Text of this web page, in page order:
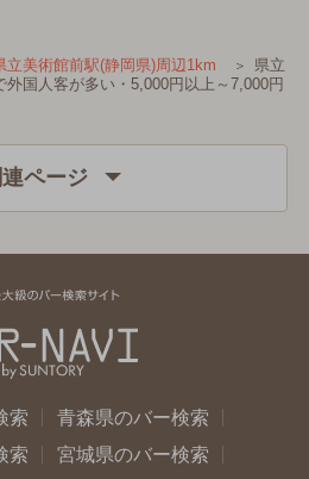
立美術館前駅(静岡県)周辺1km
県立
国人客が多い・5,000円以上～7,000円
連ページ
索
青森県のバー検索
索
宮城県のバー検索